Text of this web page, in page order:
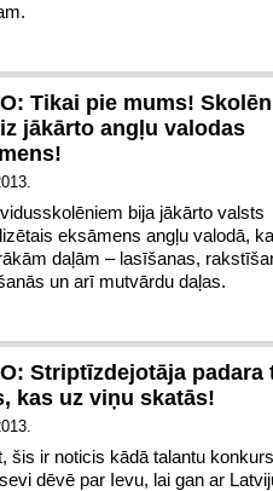
Tikai pie mums!
jākārto angļu valodas
bija jākārto valsts
eksāmens angļu valodā,
daļām – lasīšanas,
un arī mutvārdu daļas.
Striptīzdejotāja padara
kas uz viņu skatās!
šis ir noticis kādā talantu
dēvē par Ievu, lai gan ar